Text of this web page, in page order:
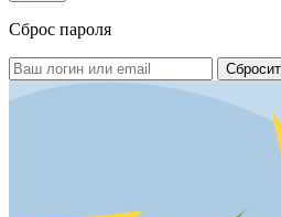
Сброс пароля